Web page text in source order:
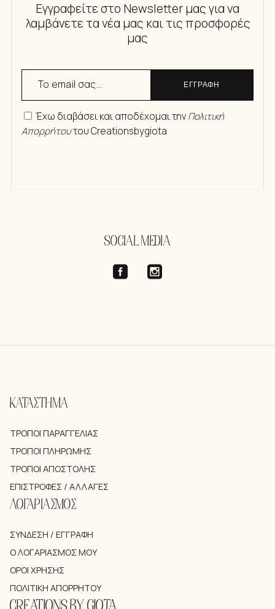
Εγγραφείτε στο Newsletter μας για να
λαμβάνετε τα νέα μας και τις προσφορές
μας
ΕΓΓΡΑΦΗ
Έχω διαβάσει και αποδέχομαι τηνΠολιτική
Απορρήτουτου Creationsbygiota
SOCIAL MEDIA
ΚΑΤΑΣΤΗΜΑ
ΤΡΌΠΟΙ ΠΑΡΑΓΓΕΛΊΑΣ
ΤΡΌΠΟΙ ΠΛΗΡΩΜΉΣ
ΤΡΌΠΟΙ ΑΠΟΣΤΟΛΉΣ
ΕΠΙΣΤΡΟΦΈΣ / ΑΛΛΑΓΈΣ
ΛΟΓΑΡΙΑΣΜΟΣ
ΣΎΝΔΕΣΗ / ΕΓΓΡΑΦΉ
Ο ΛΟΓΑΡΙΑΣΜΌΣ ΜΟΥ
ΌΡΟΙ ΧΡΉΣΗΣ
ΠΟΛΙΤΙΚΉ ΑΠΟΡΡΉΤΟΥ